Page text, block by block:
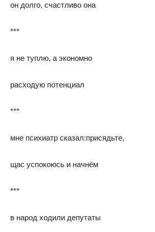
он долго, счастливо она
***
я не туплю, а экономно
расходую потенциал
***
мне психиатр сказал:присядьте,
щас успокоюсь и начнём
***
в народ ходили депутаты